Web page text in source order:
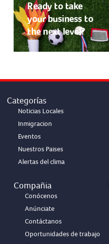
Ready to take
your business to
the next level?
Categorías
Noticias Locales
Inmigracion
Eventos
Nuestros Paises
Alertas del clima
Compañia
Conócenos
Anúnciate
Contáctanos
Oportunidades de trabajo